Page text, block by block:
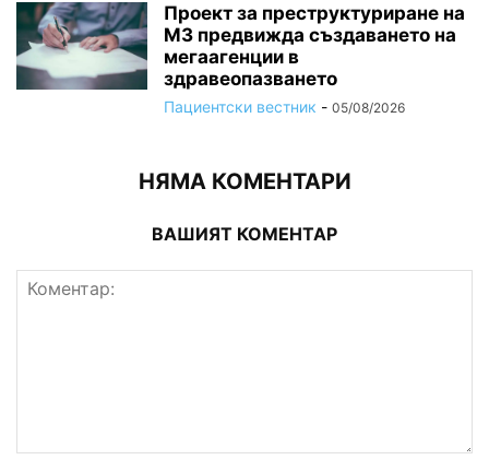
Проект за преструктуриране на
МЗ предвижда създаването на
мегаагенции в
здравеопазването
Пациентски вестник - 05/08/2026
НЯМА КОМЕНТАРИ
ВАШИЯТ КОМЕНТАР